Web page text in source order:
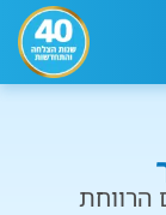
הרווחת